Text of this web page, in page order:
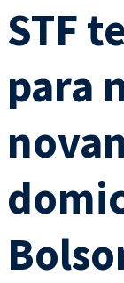
STF
para